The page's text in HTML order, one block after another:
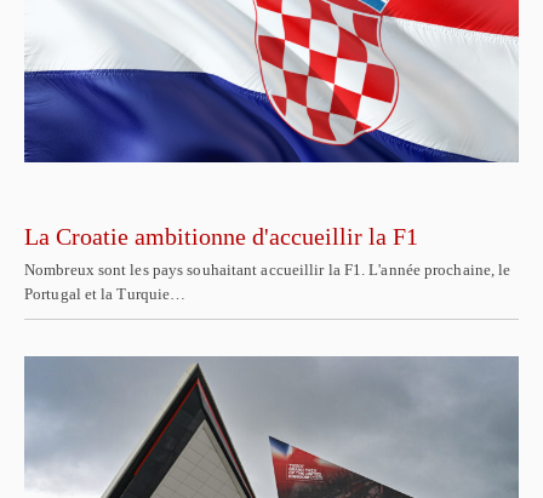
La Croatie ambitionne d'accueillir la F1
Nombreux sont les pays souhaitant accueillir la F1. L'année prochaine, le
Portugal et la Turquie…